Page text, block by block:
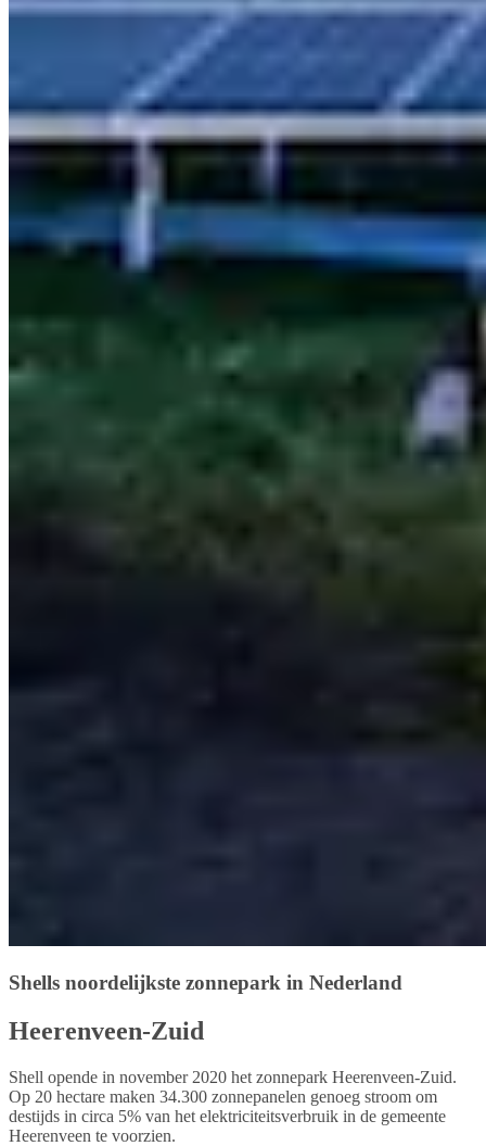
Shells noordelijkste zonnepark in Nederland
Heerenveen-Zuid
Shell opende in november 2020 het zonnepark Heerenveen-Zuid.
Op 20 hectare maken 34.300 zonnepanelen genoeg stroom om
destijds in circa 5% van het elektriciteitsverbruik in de gemeente
Heerenveen te voorzien.